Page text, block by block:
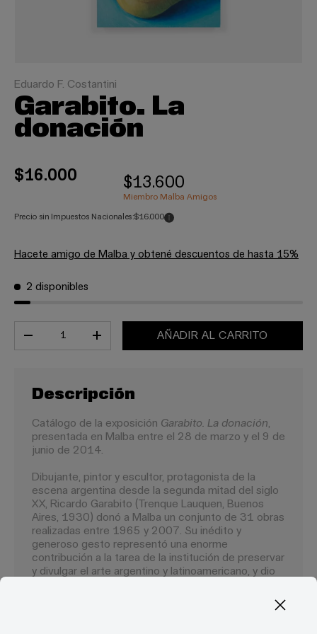
Eduardo F. Costantini
Garabito. La
donación
$16.000 $13.600
Miembro Malba Amigos
Precio sin Impuestos Nacionales:$16.000
Hacete amigo de Malba y obtené descuentos de hasta 15%
2 disponibles
+ AÑADIR AL CARRITO
Descripción
Catálogo de la exposición Garabito. La donación
presentada en Malba entre el 28 de marzo y el 9 de
junio de 2014.
Dibujante, pintor y escultor, protagonista de la
escena argentina desde la segunda mitad del siglo
XX, Ricardo Garabito (Trenque Lauquen, Buenos
Aires, 1930) donó a Malba un conjunto de 31 obras
realizadas entre 1965 y 2007. Su inédito y
generoso gesto representó una enorme
contribución a la tarea de la institución de preservar
y divulgar el arte argentino y latinoamericano, y dio